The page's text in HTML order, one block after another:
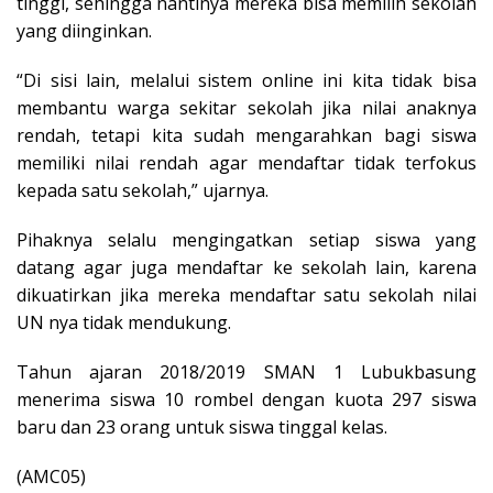
yang diinginkan.
“Di sisi lain, melalui sistem online ini kita tidak bisa
membantu warga sekitar sekolah jika nilai anaknya
rendah, tetapi kita sudah mengarahkan bagi siswa
memiliki nilai rendah agar mendaftar tidak terfokus
kepada satu sekolah,” ujarnya.
Pihaknya selalu mengingatkan setiap siswa yang
datang agar juga mendaftar ke sekolah lain, karena
dikuatirkan jika mereka mendaftar satu sekolah nilai
UN nya tidak mendukung.
Tahun ajaran 2018/2019 SMAN 1 Lubukbasung
menerima siswa 10 rombel dengan kuota 297 siswa
baru dan 23 orang untuk siswa tinggal kelas.
(AMC05)